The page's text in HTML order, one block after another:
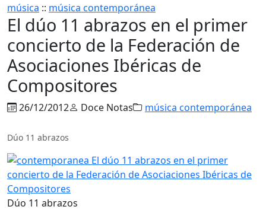
música :: música contemporánea
El dúo 11 abrazos en el primer
concierto de la Federación de
Asociaciones Ibéricas de
Compositores
26/12/2012 Doce Notas música contemporánea
Dúo 11 abrazos
Dúo 11 abrazos